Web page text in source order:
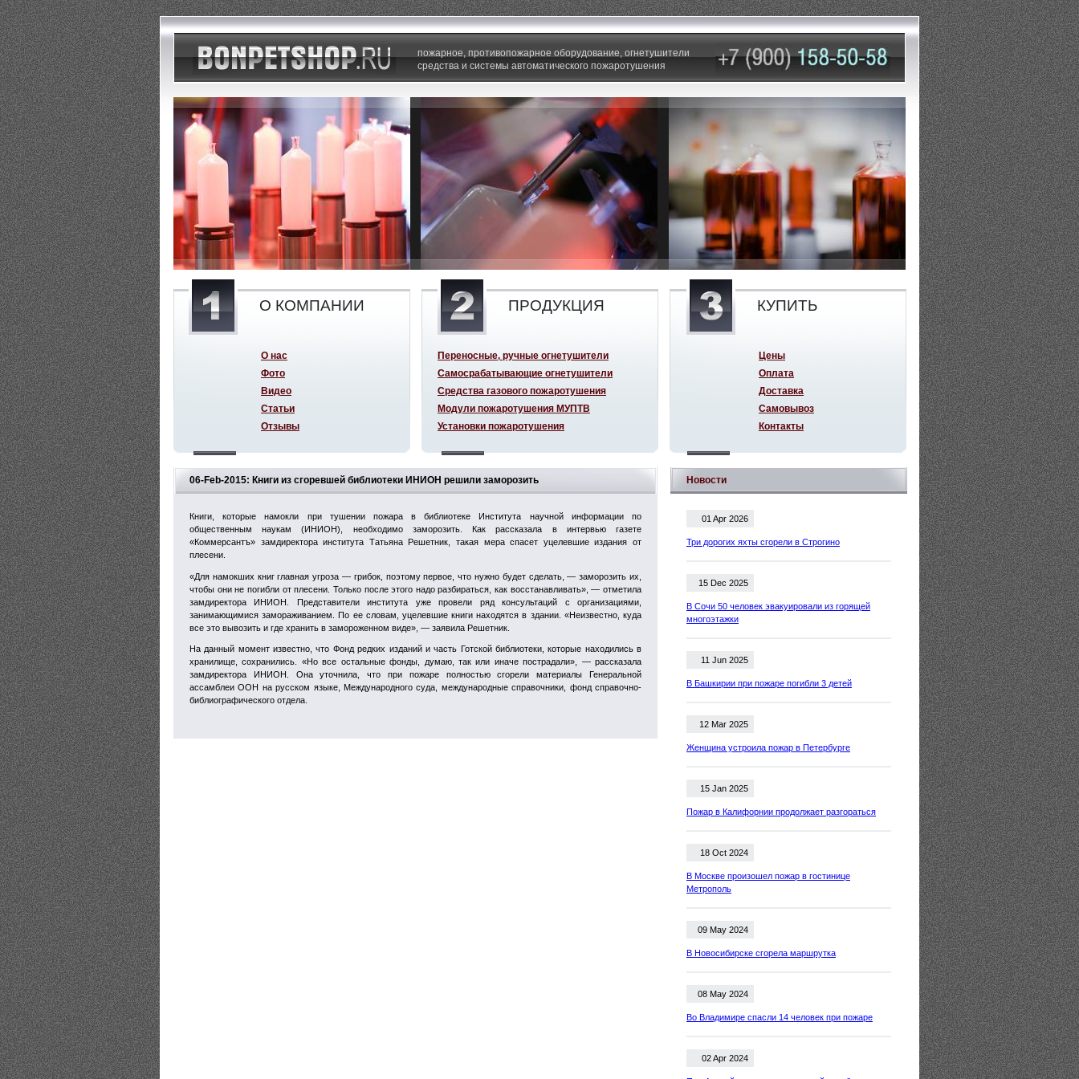
06-Feb-2015: Книги из сгоревшей библиотеки ИНИОН решили заморозить
Книги, которые намокли при тушении пожара в библиотеке Института научной информации по
общественным наукам (ИНИОН), необходимо заморозить. Как рассказала в интервью газете
«Коммерсантъ» замдиректора института Татьяна Решетник, такая мера спасет уцелевшие издания от
плесени.
«Для намокших книг главная угроза — грибок, поэтому первое, что нужно будет сделать, — заморозить их,
чтобы они не погибли от плесени. Только после этого надо разбираться, как восстанавливать», — отметила
замдиректора ИНИОН. Представители института уже провели ряд консультаций с организациями,
занимающимися замораживанием. По ее словам, уцелевшие книги находятся в здании. «Неизвестно, куда
все это вывозить и где хранить в замороженном виде», — заявила Решетник.
На данный момент известно, что Фонд редких изданий и часть Готской библиотеки, которые находились в
хранилище, сохранились. «Но все остальные фонды, думаю, так или иначе пострадали», — рассказала
замдиректора ИНИОН. Она уточнила, что при пожаре полностью сгорели материалы Генеральной
ассамблеи ООН на русском языке, Международного суда, международные справочники, фонд справочно-
библиографического отдела.
Новости
01 Apr 2026
Три дорогих яхты сгорели в Строгино
15 Dec 2025
В Сочи 50 человек эвакуировали из горящей
многоэтажки
11 Jun 2025
В Башкирии при пожаре погибли 3 детей
12 Mar 2025
Женщина устроила пожар в Петербурге
15 Jan 2025
Пожар в Калифорнии продолжает разгораться
18 Oct 2024
В Москве произошел пожар в гостинице
Метрополь
09 May 2024
В Новосибирске сгорела маршрутка
08 May 2024
Во Владимире спасли 14 человек при пожаре
02 Apr 2024
пожарное, противопожарное оборудование, огнетушители
средства и системы автоматического пожаротушения
О КОМПАНИИ
О нас
Фото
Видео
Статьи
Отзывы
ПРОДУКЦИЯ
Переносные, ручные огнетушители
Самосрабатывающие огнетушители
Средства газового пожаротушения
Модули пожаротушения МУПТВ
Установки пожаротушения
КУПИТЬ
Цены
Оплата
Доставка
Самовывоз
Контакты